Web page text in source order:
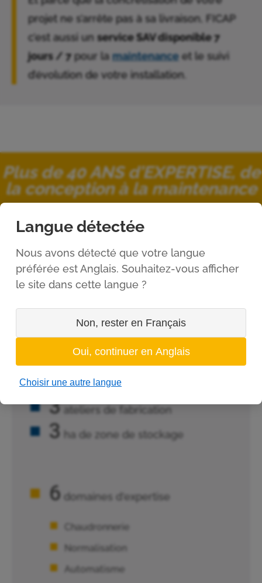
projet ne s’arrête pas à sa livraison, FICAP
c’est aussi un service SAV disponible 7
jours / 7 pour lamaintenance et le suivi
d’évolution de votre installation.
Plus de 40 ANS d’EXPERTISE, de
la conception à la maintenance
FICAP et sa marque
FUNBELT® en quelques
chiffres
5agences en France
3 ateliers de fabrication
3 ha de zone de stockage
6 domaines d'expertise
Chaudronnerie
Normalisation
Automatisme
Langue détectée
Nous avons détecté que votre langue
préférée est Anglais. Souhaitez-vous afficher
le site dans cette langue ?
Non, rester en Français
Oui, continuer en Anglais
Choisir une autre langue